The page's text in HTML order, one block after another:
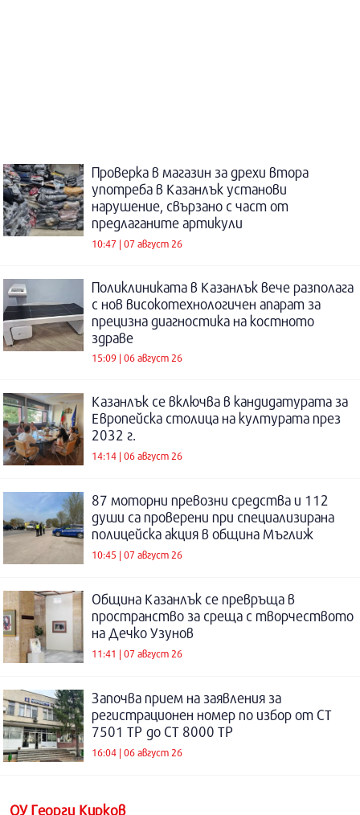
Проверка в магазин за дрехи втора
употреба в Казанлък установи
нарушение, свързано с част от
предлаганите артикули
10:47 | 07 август 26
Поликлиниката в Казанлък вече разполага
с нов високотехнологичен апарат за
прецизна диагностика на костното
здраве
15:09 | 06 август 26
Казанлък се включва в кандидатурата за
Европейска столица на културата през
2032 г.
14:14 | 06 август 26
87 моторни превозни средства и 112
души са проверени при специализирана
полицейска акция в община Мъглиж
10:45 | 07 август 26
Община Казанлък се превръща в
пространство за среща с творчеството
на Дечко Узунов
11:41 | 07 август 26
Започва прием на заявления за
регистрационен номер по избор от СТ
7501 ТР до СТ 8000 ТР
16:04 | 06 август 26
ОУ Георги Кирков